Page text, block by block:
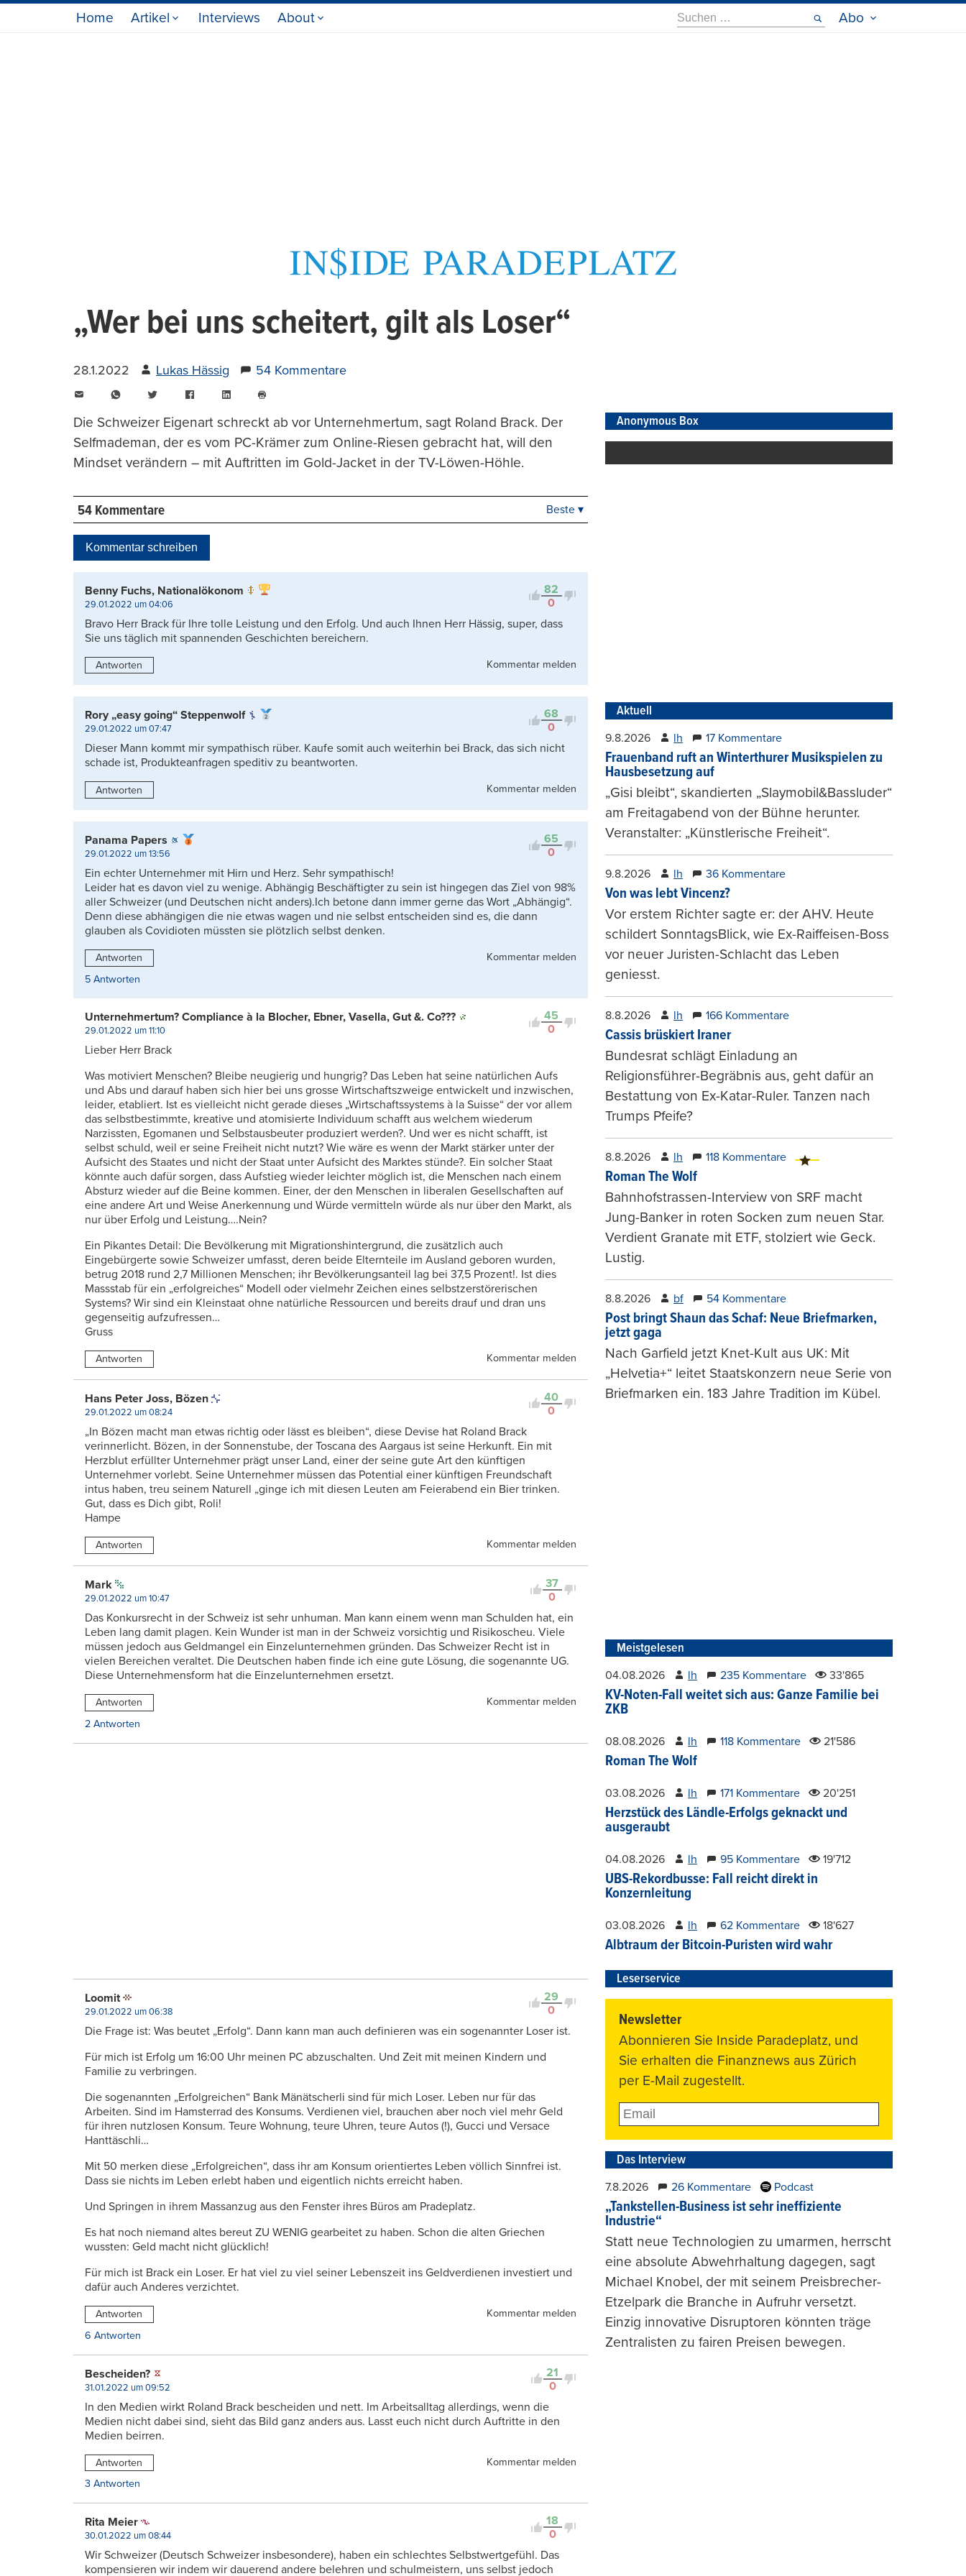
Home Artikel Interviews About
Suche
nach:
Abo
„Wer bei uns scheitert, gilt als Loser“
28.1.2022 Lukas Hässig 54 Kommentare
WhatsAppTwitter FacebookLinkedIn
drucken
Die Schweizer Eigenart schreckt ab vor Unternehmertum, sagt Roland Brack. Der
Selfmademan, der es vom PC-Krämer zum Online-Riesen gebracht hat, will den
Mindset verändern – mit Auftritten im Gold-Jacket in der TV-Löwen-Höhle.
54 Kommentare
Kontrovers
Beste ▾
Kommentar schreiben
82
0
Benny Fuchs, Nationalökonom
29.01.2022 um 04:06
Bravo Herr Brack für Ihre tolle Leistung und den Erfolg. Und auch Ihnen Herr Hässig, super, dass
Sie uns täglich mit spannenden Geschichten bereichern.
Antworten Kommentar melden
68
0
Rory „easy going“ Steppenwolf
29.01.2022 um 07:47
Dieser Mann kommt mir sympathisch rüber. Kaufe somit auch weiterhin bei Brack, das sich nicht
schade ist, Produkteanfragen speditiv zu beantworten.
Antworten Kommentar melden
65
0
Panama Papers
29.01.2022 um 13:56
Ein echter Unternehmer mit Hirn und Herz. Sehr sympathisch!
Leider hat es davon viel zu wenige. Abhängig Beschäftigter zu sein ist hingegen das Ziel von 98%
aller Schweizer (und Deutschen nicht anders).Ich betone dann immer gerne das Wort „Abhängig“.
Denn diese abhängigen die nie etwas wagen und nie selbst entscheiden sind es, die dann
glauben als Covidioten müssten sie plötzlich selbst denken.
Antworten
Kommentar melden
5 Antworten
45
0
Unternehmertum? Compliance à la Blocher, Ebner, Vasella, Gut &. Co???
29.01.2022 um 11:10
Lieber Herr Brack
Was motiviert Menschen? Bleibe neugierig und hungrig? Das Leben hat seine natürlichen Aufs
und Abs und darauf haben sich hier bei uns grosse Wirtschaftszweige entwickelt und inzwischen,
leider, etabliert. Ist es vielleicht nicht gerade dieses „Wirtschaftssystems à la Suisse“ der vor allem
das selbstbestimmte, kreative und atomisierte Individuum schafft aus welchem wiederum
Narzissten, Egomanen und Selbstausbeuter produziert werden?. Und wer es nicht schafft, ist
selbst schuld, weil er seine Freiheit nicht nutzt? Wie wäre es wenn der Markt stärker unter der
Aufsicht des Staates und nicht der Staat unter Aufsicht des Marktes stünde?. Ein solcher Staat
könnte auch dafür sorgen, dass Aufstieg wieder leichter möglich ist, die Menschen nach einem
Absturz wieder auf die Beine kommen. Einer, der den Menschen in liberalen Gesellschaften auf
eine andere Art und Weise Anerkennung und Würde vermitteln würde als nur über den Markt, als
nur über Erfolg und Leistung….Nein?
Ein Pikantes Detail: Die Bevölkerung mit Migrationshintergrund, die zusätzlich auch
Eingebürgerte sowie Schweizer umfasst, deren beide Elternteile im Ausland geboren wurden,
betrug 2018 rund 2,7 Millionen Menschen; ihr Bevölkerungsanteil lag bei 37,5 Prozent!. Ist dies
Massstab für ein „erfolgreiches“ Modell oder vielmehr Zeichen eines selbstzerstörerischen
Systems? Wir sind ein Kleinstaat ohne natürliche Ressourcen und bereits drauf und dran uns
gegenseitig aufzufressen…
Gruss
Antworten Kommentar melden
40
0
Hans Peter Joss, Bözen
29.01.2022 um 08:24
„In Bözen macht man etwas richtig oder lässt es bleiben“, diese Devise hat Roland Brack
verinnerlicht. Bözen, in der Sonnenstube, der Toscana des Aargaus ist seine Herkunft. Ein mit
Herzblut erfüllter Unternehmer prägt unser Land, einer der seine gute Art den künftigen
Unternehmer vorlebt. Seine Unternehmer müssen das Potential einer künftigen Freundschaft
intus haben, treu seinem Naturell „ginge ich mit diesen Leuten am Feierabend ein Bier trinken.
Gut, dass es Dich gibt, Roli!
Hampe
Antworten Kommentar melden
37
0
Mark
29.01.2022 um 10:47
Das Konkursrecht in der Schweiz ist sehr unhuman. Man kann einem wenn man Schulden hat, ein
Leben lang damit plagen. Kein Wunder ist man in der Schweiz vorsichtig und Risikoscheu. Viele
müssen jedoch aus Geldmangel ein Einzelunternehmen gründen. Das Schweizer Recht ist in
vielen Bereichen veraltet. Die Deutschen haben finde ich eine gute Lösung, die sogenannte UG.
Diese Unternehmensform hat die Einzelunternehmen ersetzt.
Antworten
Kommentar melden
2 Antworten
29
0
Loomit
29.01.2022 um 06:38
Die Frage ist: Was beutet „Erfolg“. Dann kann man auch definieren was ein sogenannter Loser ist.
Für mich ist Erfolg um 16:00 Uhr meinen PC abzuschalten. Und Zeit mit meinen Kindern und
Familie zu verbringen.
Die sogenannten „Erfolgreichen“ Bank Mänätscherli sind für mich Loser. Leben nur für das
Arbeiten. Sind im Hamsterrad des Konsums. Verdienen viel, brauchen aber noch viel mehr Geld
für ihren nutzlosen Konsum. Teure Wohnung, teure Uhren, teure Autos (!), Gucci und Versace
Hanttäschli…
Mit 50 merken diese „Erfolgreichen“, dass ihr am Konsum orientiertes Leben völlich Sinnfrei ist.
Dass sie nichts im Leben erlebt haben und eigentlich nichts erreicht haben.
Und Springen in ihrem Massanzug aus den Fenster ihres Büros am Pradeplatz.
Es hat noch niemand altes bereut ZU WENIG gearbeitet zu haben. Schon die alten Griechen
wussten: Geld macht nicht glücklich!
Für mich ist Brack ein Loser. Er hat viel zu viel seiner Lebenszeit ins Geldverdienen investiert und
dafür auch Anderes verzichtet.
Antworten
Kommentar melden
6 Antworten
21
0
Bescheiden?
31.01.2022 um 09:52
In den Medien wirkt Roland Brack bescheiden und nett. Im Arbeitsalltag allerdings, wenn die
Medien nicht dabei sind, sieht das Bild ganz anders aus. Lasst euch nicht durch Auftritte in den
Medien beirren.
Antworten
Kommentar melden
3 Antworten
18
0
Rita Meier
30.01.2022 um 08:44
Wir Schweizer (Deutsch Schweizer insbesondere), haben ein schlechtes Selbstwertgefühl. Das
kompensieren wir indem wir dauerend andere belehren und schulmeistern, uns selbst jedoch
Anonymous Box
Aktuell
9.8.2026 lh 17 Kommentare
Frauenband ruft an Winterthurer Musikspielen zu
Hausbesetzung auf
„Gisi bleibt“, skandierten „Slaymobil&Bassluder“
am Freitagabend von der Bühne herunter.
Veranstalter: „Künstlerische Freiheit“.
9.8.2026 lh 36 Kommentare
Von was lebt Vincenz?
Vor erstem Richter sagte er: der AHV. Heute
schildert SonntagsBlick, wie Ex-Raiffeisen-Boss
vor neuer Juristen-Schlacht das Leben
geniesst.
8.8.2026 lh 166 Kommentare
Cassis brüskiert Iraner
Bundesrat schlägt Einladung an
Religionsführer-Begräbnis aus, geht dafür an
Bestattung von Ex-Katar-Ruler. Tanzen nach
Trumps Pfeife?
8.8.2026 lh 118 Kommentare
Roman The Wolf
Bahnhofstrassen-Interview von SRF macht
Jung-Banker in roten Socken zum neuen Star.
Verdient Granate mit ETF, stolziert wie Geck.
Lustig.
8.8.2026 bf 54 Kommentare
Post bringt Shaun das Schaf: Neue Briefmarken,
jetzt gaga
Nach Garfield jetzt Knet-Kult aus UK: Mit
„Helvetia+“ leitet Staatskonzern neue Serie von
Briefmarken ein. 183 Jahre Tradition im Kübel.
Meistgelesen
04.08.2026 lh 235 Kommentare 33'865
KV-Noten-Fall weitet sich aus: Ganze Familie bei
ZKB
08.08.2026 lh 118 Kommentare 21'586
Roman The Wolf
03.08.2026 lh 171 Kommentare 20'251
Herzstück des Ländle-Erfolgs geknackt und
ausgeraubt
04.08.2026 lh 95 Kommentare 19'712
UBS-Rekordbusse: Fall reicht direkt in
Konzernleitung
03.08.2026 lh 62 Kommentare 18'627
Albtraum der Bitcoin-Puristen wird wahr
Leserservice
Newsletter
Abonnieren Sie Inside Paradeplatz, und
Sie erhalten die Finanznews aus Zürich
per E-Mail zugestellt.
Das Interview
7.8.2026 26 Kommentare Podcast
„Tankstellen-Business ist sehr ineffiziente
Industrie“
Statt neue Technologien zu umarmen, herrscht
eine absolute Abwehrhaltung dagegen, sagt
Michael Knobel, der mit seinem Preisbrecher-
Etzelpark die Branche in Aufruhr versetzt.
Einzig innovative Disruptoren könnten träge
Zentralisten zu fairen Preisen bewegen.